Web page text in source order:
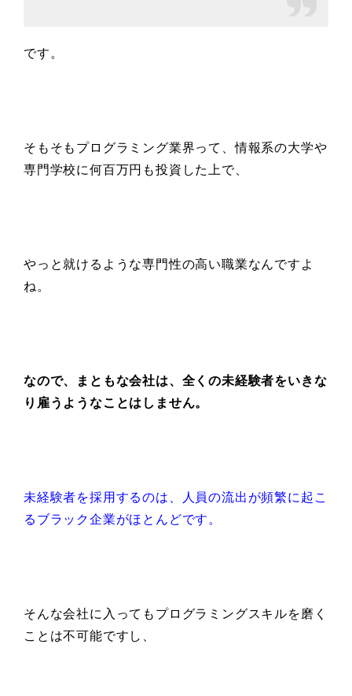
です。
そもそもプログラミング業界って、情報系の大学や
専門学校に何百万円も投資した上で、
やっと就けるような専門性の高い職業なんですよ
ね。
なので、まともな会社は、 全くの未経験者をいきな
り雇うようなことはしません。
未経験者を採用するのは、人員の流出が頻繁に起こ
るブラック企業がほとんどです。
そんな会社に入っても プログラミングスキルを磨く
ことは不可能ですし、